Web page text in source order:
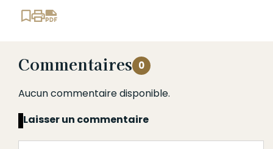
Commentaires 0
Aucun commentaire disponible.
Laisser un commentaire